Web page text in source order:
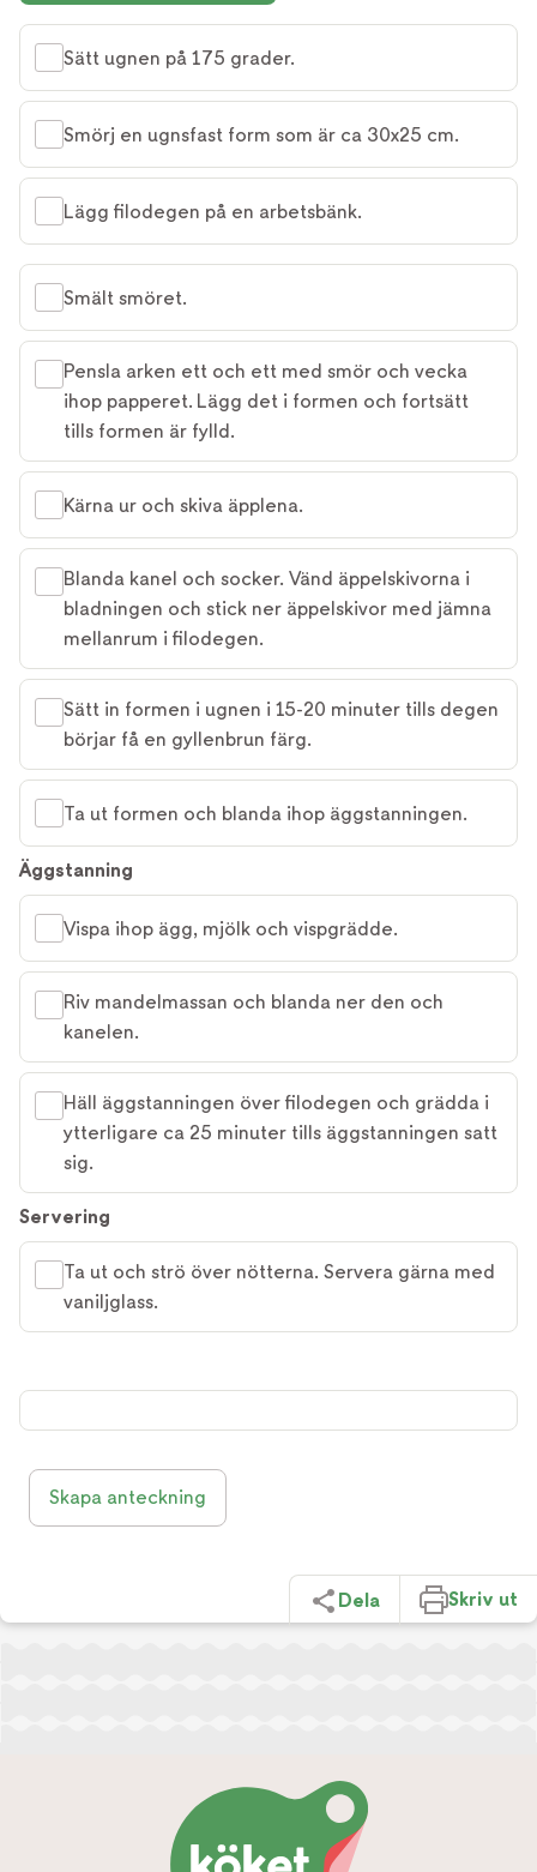
Sätt ugnen på 175 grader.
Smörj en ugnsfast form som är ca 30x25 cm.
Lägg filodegen på en arbetsbänk.
Smält smöret.
Pensla arken ett och ett med smör och vecka
ihop papperet. Lägg det i formen och fortsätt
tills formen är fylld.
Kärna ur och skiva äpplena.
Blanda kanel och socker. Vänd äppelskivorna i
bladningen och stick ner äppelskivor med jämna
mellanrum i filodegen.
Sätt in formen i ugnen i 15-20 minuter tills degen
börjar få en gyllenbrun färg.
Ta ut formen och blanda ihop äggstanningen.
Äggstanning
Vispa ihop ägg, mjölk och vispgrädde.
Riv mandelmassan och blanda ner den och
kanelen.
Häll äggstanningen över filodegen och grädda i
ytterligare ca 25 minuter tills äggstanningen satt
sig.
Servering
Ta ut och strö över nötterna. Servera gärna med
vaniljglass.
Skapa anteckning
Dela Skriv ut